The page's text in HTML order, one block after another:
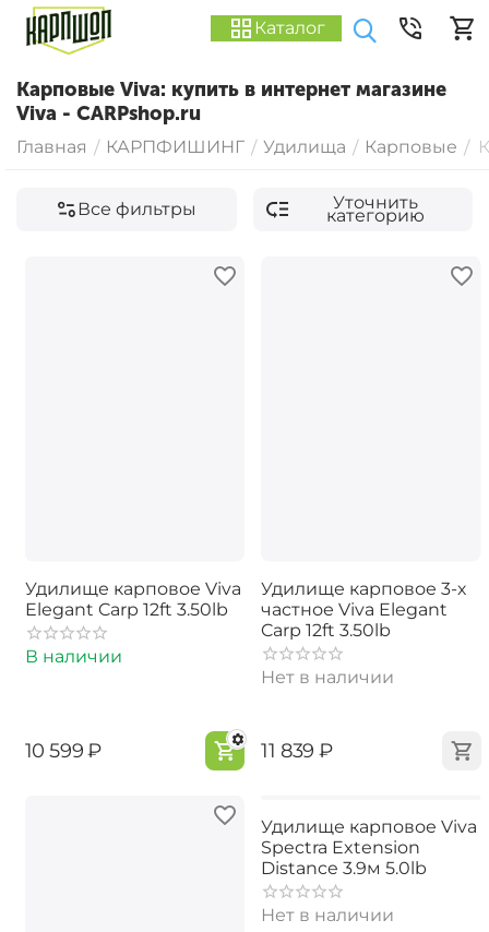
Каталог
Карповые Viva: купить в интернет магазине
Viva - CARPshop.ru
Главная / КАРПФИШИНГ / Удилища / Карповые /
Все фильтры Уточнить
категорию
Удилище карповое Viva
Elegant Carp 12ft 3.50lb
В наличии
‍10 599‍₽
Удилище карповое 3-х
частное Viva Elegant
Carp 12ft 3.50lb
Нет в наличии
‍11 839‍ ₽
Удилище карповое Viva
Spectra Extension
Distance 3.9м 5.0lb
Нет в наличии